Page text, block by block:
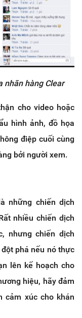
nhãn hàng Clear
cho video hoặc
hình ảnh, đồ họa
điệp cuối cùng
bởi người xem.
những chiến dịch
nhiều chiến dịch
nhưng chiến dịch
phá nếu nó thực
lên kế hoạch cho
hiệu, hãy đảm
cảm xúc cho khán